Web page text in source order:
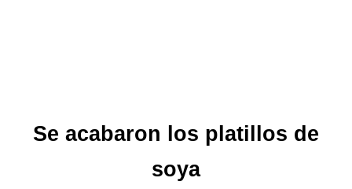
Se acabaron los platillos de
soya